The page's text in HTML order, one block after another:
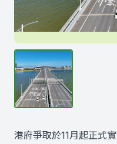
港府爭取於11月起正式